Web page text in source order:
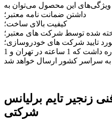
داشتن ضمانت نامه معتبر؛
کیفیت بالای ساخت؛
شده توسط شرکت های معتبر؛
تایید شرکت های خودروسازی؛
دارای استانداردهای رسمی اشاره داشت که 1 ساعته در تهران و 1
زنجیر تایم برلیانس H220
شرکتی